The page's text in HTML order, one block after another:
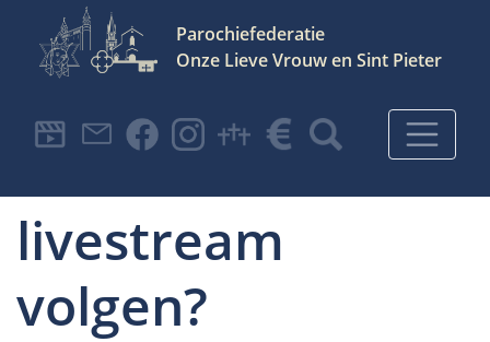
Hoofdnavigatie
Parochiefederatie
Onze Lieve Vrouw en Sint Pieter
Hoe kan ik de
livestream
volgen?